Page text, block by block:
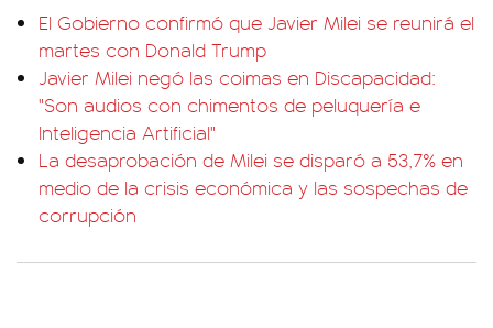
El Gobierno confirmó que Javier Milei se reunirá el
martes con Donald Trump
Javier Milei negó las coimas en Discapacidad:
"Son audios con chimentos de peluquería e
Inteligencia Artificial"
La desaprobación de Milei se disparó a 53,7% en
medio de la crisis económica y las sospechas de
corrupción